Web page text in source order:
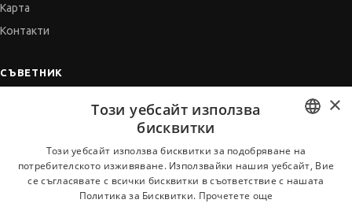
Карта
Контакти
СЪВЕТНИК
Когато получим оферта
BULGARIAN
ENGLISH
×
Този уебсайт използва
бисквитки
Този уебсайт използва бисквитки за подобряване на
потребителското изживяване. Използвайки нашия уебсайт, Вие
се съгласявате с всички бисквитки в съответствие с нашата
Политика за Бисквитки. Прочетете още